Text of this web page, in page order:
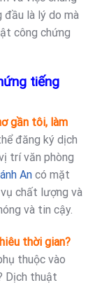
đầu là lý do mà
công chứng
tiếng
gần tôi, làm
đăng ký dịch
trí văn phòng
Ancó mặt
chất lượng và
và tin cậy.
thời gian?
thuộc vào
Dịch thuật